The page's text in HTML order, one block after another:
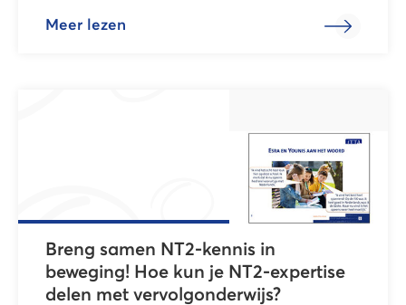
Meer lezen
Breng samen NT2-kennis in
beweging! Hoe kun je NT2-expertise
delen met vervolgonderwijs?